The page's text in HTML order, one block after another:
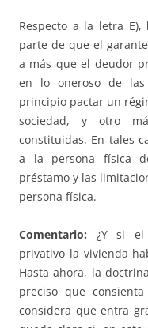
Respecto a la letra E),
parte de que el
a más que el deudor
en lo oneroso de
principio pactar un
sociedad, y otro
constituidas. En tales
a la persona física
préstamo y las
persona física.
Comentario: ¿Y si el
privativo la vivienda
Hasta ahora, la
preciso que
considera que entra